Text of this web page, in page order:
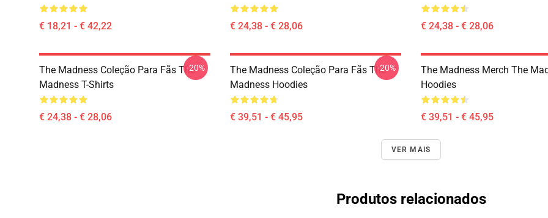
€ 18,21 - € 42,22 € 24,38 - € 28,06 € 24,38 - € 28,06
The Madness Coleção Para Fãs The
Madness T-Shirts
€ 24,38 - € 28,06
-20%
The Madness Coleção Para Fãs The
Madness Hoodies
€ 39,51 - € 45,95
-20%
The Madness Merch The
Hoodies
€ 39,51 - € 45,95
VER MAIS
Produtos relacionados